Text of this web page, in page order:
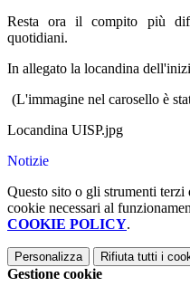
Resta ora il compito più
quotidiani.
In allegato la locandina
(L'immagine nel carosello è
Locandina UISP.jpg
Notizie
Questo sito o gli strumenti
cookie necessari al
COOKIE POLICY.
Personalizza Rifiuta tutti i
Gestione cookie